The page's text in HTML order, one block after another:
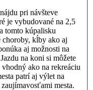
pri návšteve
je vybudované na 2,5
tomto kúpalisku
choroby, kĺby ako aj
aj možnosti na
ako na rekreáciu
mesta.